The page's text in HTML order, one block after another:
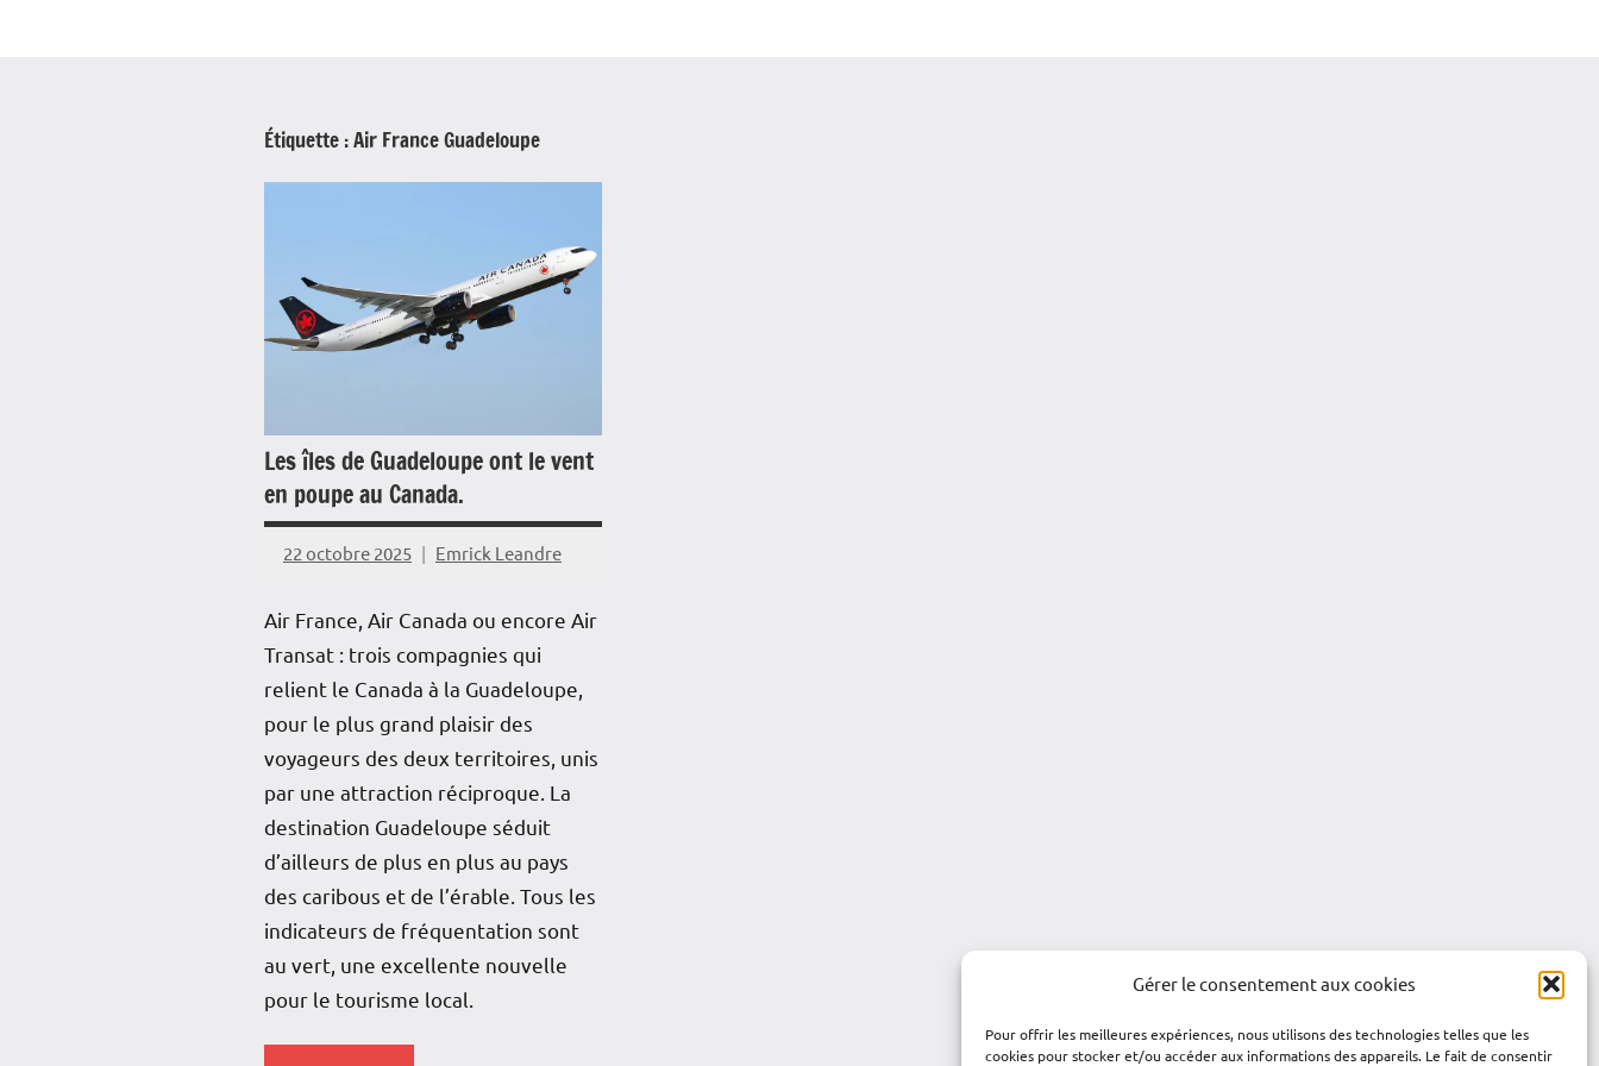
Gérer le consentement aux cookies
Pour offrir les meilleures expériences, nous utilisons des technologies telles que les
cookies pour stocker et/ou accéder aux informations des appareils. Le fait de consentir
Étiquette :Air France Guadeloupe
Les îles de Guadeloupe ont le vent
en poupe au Canada.
22 octobre 2025 Emrick Leandre
Air France, Air Canada ou encore Air
Transat : trois compagnies qui
relient le Canada à la Guadeloupe,
pour le plus grand plaisir des
voyageurs des deux territoires, unis
par une attraction réciproque. La
destination Guadeloupe séduit
d’ailleurs de plus en plus au pays
des caribous et de l’érable. Tous les
indicateurs de fréquentation sont
au vert, une excellente nouvelle
pour le tourisme local.